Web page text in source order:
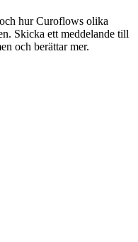
hur Curoflows olika
Skicka ett meddelande till
och berättar mer.